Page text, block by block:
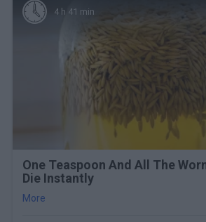
4 h 41 min
One Teaspoon And All The
Die Instantly
More